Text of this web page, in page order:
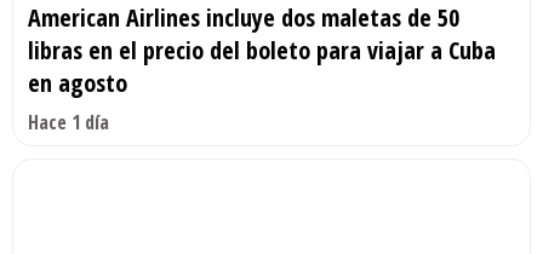
American Airlines incluye dos maletas de 50
libras en el precio del boleto para viajar a Cuba
en agosto
Hace 1 día